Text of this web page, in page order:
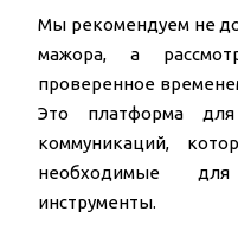
Мы рекомендуем не
мажора, а
проверенное
Это платформа
коммуникаций,
необходимые
инструменты.